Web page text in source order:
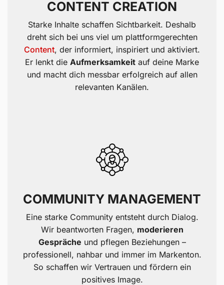
CONTENT CREATION
Starke Inhalte schaffen Sichtbarkeit. Deshalb
dreht sich bei uns viel um plattformgerechten
Content, der informiert, inspiriert und aktiviert.
Er lenkt die Aufmerksamkeit auf deine Marke
und macht dich messbar erfolgreich auf allen
relevanten Kanälen.
COMMUNITY MANAGEMENT
Eine starke Community entsteht durch Dialog.
Wir beantworten Fragen, moderieren
Gespräche und pflegen Beziehungen –
professionell, nahbar und immer im Markenton.
So schaffen wir Vertrauen und fördern ein
positives Image.